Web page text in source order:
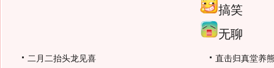
搞笑
无聊
二月二抬头龙见喜 直击归真堂养